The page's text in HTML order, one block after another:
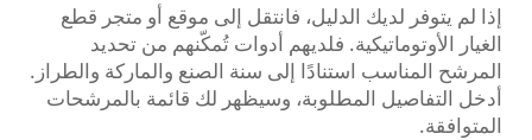
إذا لم يتوفر لديك الدليل، فانتقل إلى موقع أو متجر قطع
الغيار الأوتوماتيكية. فلديهم أدوات تُمكّنهم من تحديد
المرشح المناسب استنادًا إلى سنة الصنع والماركة والطراز.
أدخل التفاصيل المطلوبة، وسيظهر لك قائمة بالمرشحات
المتوافقة.